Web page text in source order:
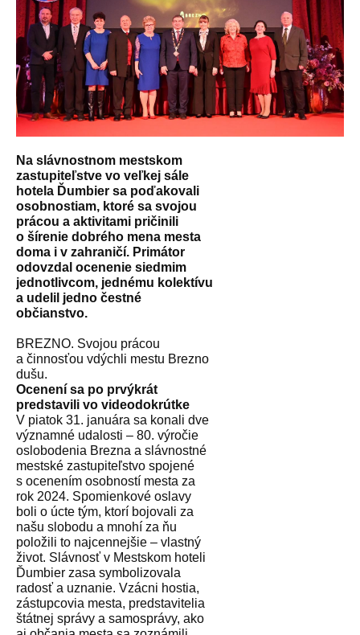
Na slávnostnom mestskom
zastupiteľstve vo veľkej sále
hotela Ďumbier sa poďakovali
osobnostiam, ktoré sa svojou
prácou a aktivitami pričinili
o šírenie dobrého mena mesta
doma i v zahraničí. Primátor
odovzdal ocenenie siedmim
jednotlivcom, jednému kolektívu
a udelil jedno čestné
občianstvo.
BREZNO. Svojou prácou
a činnosťou vdýchli mestu Brezno
dušu.
Ocenení sa po prvýkrát
predstavili vo videodokrútke
V piatok 31. januára sa konali dve
významné udalosti – 80. výročie
oslobodenia Brezna a slávnostné
mestské zastupiteľstvo spojené
s ocenením osobností mesta za
rok 2024. Spomienkové oslavy
boli o úcte tým, ktorí bojovali za
našu slobodu a mnohí za ňu
položili to najcennejšie – vlastný
život. Slávnosť v Mestskom hoteli
Ďumbier zasa symbolizovala
radosť a uznanie. Vzácni hostia,
zástupcovia mesta, predstavitelia
štátnej správy a samosprávy, ako